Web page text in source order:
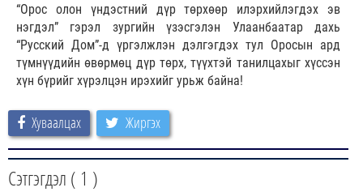
“Орос олон үндэстний дүр төрхөөр илэрхийлэгдэх эв
нэгдэл” гэрэл зургийн үзэсгэлэн Улаанбаатар дахь
“Русский Дом”-д үргэлжлэн дэлгэгдэх тул Оросын ард
түмнүүдийн өвөрмөц дүр төрх, түүхтэй танилцахыг хүссэн
хүн бүрийг хүрэлцэн ирэхийг урьж байна!
Хуваалцах Жиргэх
Сэтгэгдэл ( 1 )